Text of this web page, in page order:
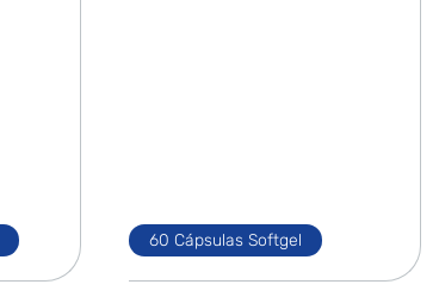
60 Cápsulas Softgel